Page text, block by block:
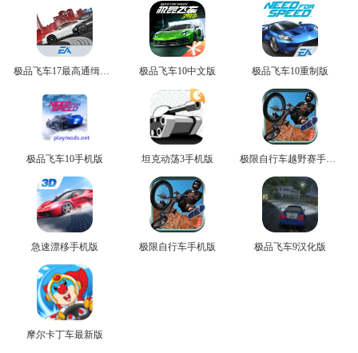
极品飞车17最高通缉无广告版 极品飞车10中文版 极品飞车10重制版
极品飞车10手机版 坦克动荡3手机版 极限自行车越野赛手机版
急速漂移手机版 极限自行车手机版 极品飞车9汉化版
摩尔卡丁车最新版